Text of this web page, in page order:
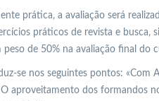
prática, a avaliação será
práticos de revista e busca,
de 50% na avaliação final do
se nos seguintes pontos: «Com
aproveitamento dos formandos